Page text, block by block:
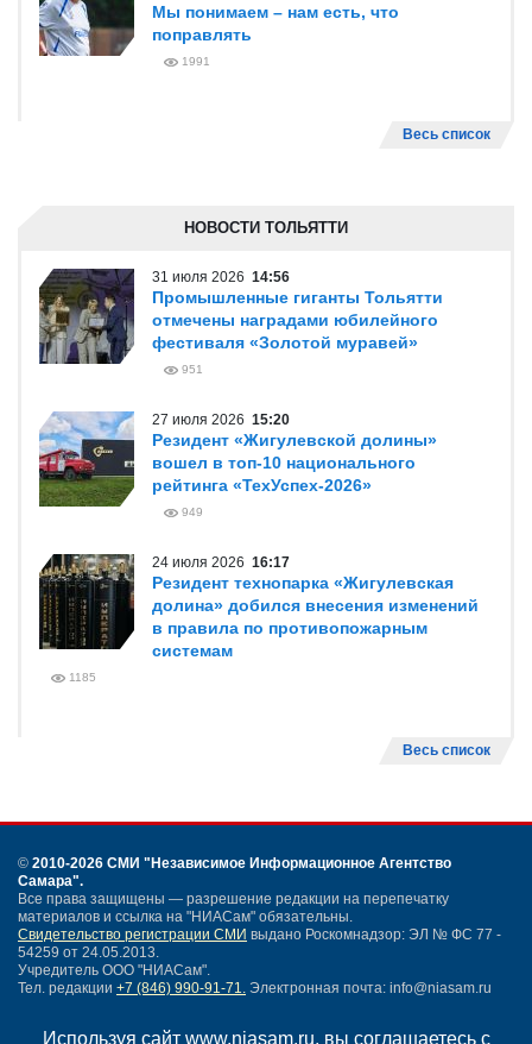
Используя сайт www.niasam.ru, вы соглашаетесь с
Мы понимаем – нам есть, что
поправлять
1991
Весь список
НОВОСТИ ТОЛЬЯТТИ
31 июля 2026 14:56
Промышленные гиганты Тольятти
отмечены наградами юбилейного
фестиваля «Золотой муравей»
951
27 июля 2026 15:20
Резидент «Жигулевской долины»
вошел в топ-10 национального
рейтинга «ТехУспех-2026»
949
24 июля 2026 16:17
Резидент технопарка «Жигулевская
долина» добился внесения изменений
в правила по противопожарным
системам
1185
Весь список
© 2010-2026 СМИ "Независимое Информационное Агентство
Самара".
Все права защищены — разрешение редакции на перепечатку
материалов и ссылка на "НИАСам" обязательны.
Свидетельство регистрации СМИ выдано Роскомнадзор: ЭЛ № ФС 77 -
54259 от 24.05.2013.
Учредитель ООО "НИАСам".
Тел. редакции +7 (846) 990-91-71. Электронная почта: info@niasam.ru